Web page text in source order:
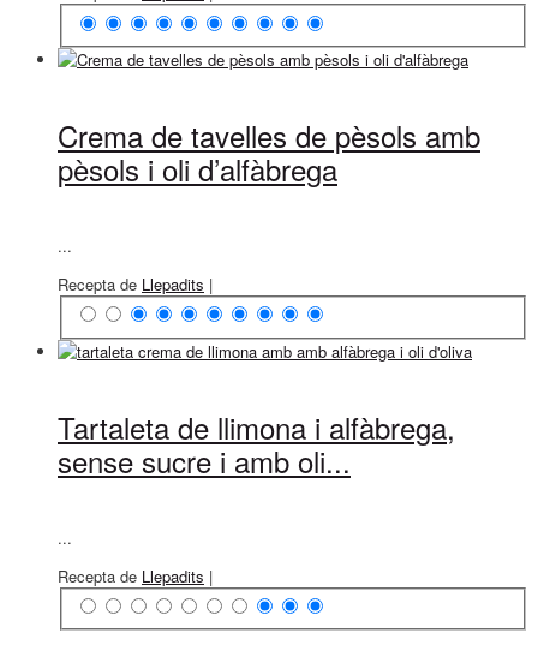
Crema de tavelles de pèsols amb
pèsols i oli d’alfàbrega
...
Recepta de Llepadits |
Tartaleta de llimona i alfàbrega,
sense sucre i amb oli...
...
Recepta de Llepadits |